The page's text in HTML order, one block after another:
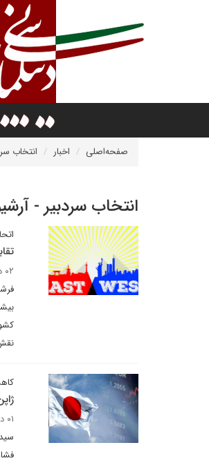
صفحه‌اصلی اخبار انتخاب
انتخاب سردبیر -
۰۲ دی ۱۴۰۱
۰۱ دی ۱۴۰۱